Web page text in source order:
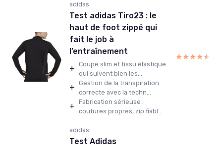
adidas
Test adidas Tiro23 : le
haut de foot zippé qui
fait le job à
l’entraînement
+ Coupe slim et tissu élastique
qui suivent bien les...
+ Gestion de la transpiration
correcte avec la techn...
+ Fabrication sérieuse :
coutures propres, zip fiabl...
★★★★★
★★★★★
adidas
Test Adidas